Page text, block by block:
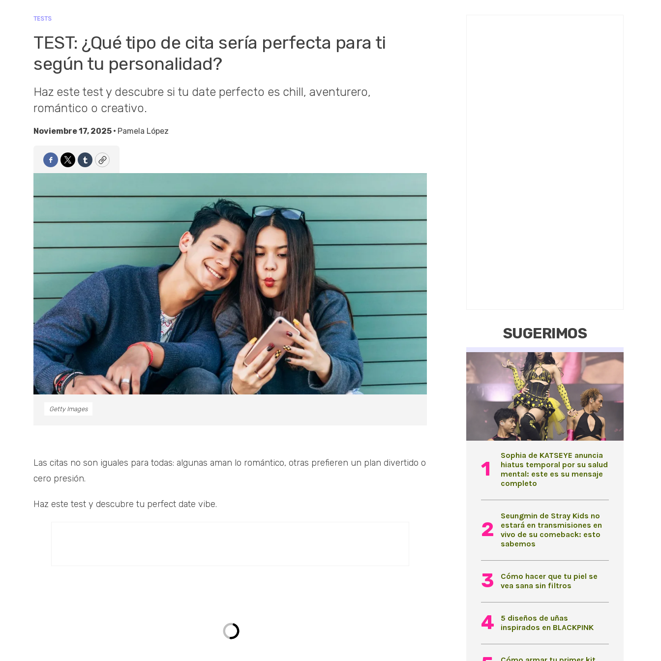
TESTS
TEST: ¿Qué tipo de cita sería perfecta para ti
según tu personalidad?
Haz este test y descubre si tu date perfecto es chill, aventurero,
romántico o creativo.
Noviembre 17, 2025 • Pamela López
Facebook
TwitterTumblrCopy
Getty Images
Las citas no son iguales para todas: algunas aman lo romántico, otras prefieren un plan divertido o
cero presión.
Haz este test y descubre tu perfect date vibe.
SUGERIMOS
Sophia de KATSEYE anuncia
hiatus temporal por su salud
mental: este es su mensaje
completo
Seungmin de Stray Kids no
estará en transmisiones en
vivo de su comeback: esto
sabemos
Cómo hacer que tu piel se
vea sana sin filtros
5 diseños de uñas
inspirados en BLACKPINK